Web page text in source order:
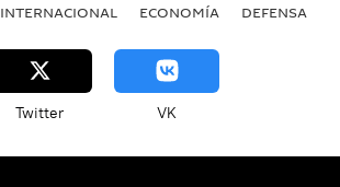
INTERNACIONAL ECONOMÍA DEFENSA
Twitter VK